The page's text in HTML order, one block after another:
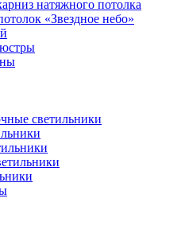
натяжного потолка
«Звездное небо»
светильники